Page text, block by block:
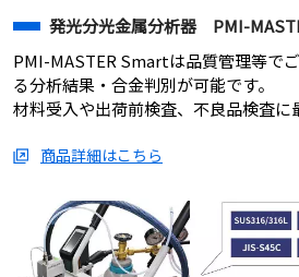
発光分光金属分析器 PMI-
PMI-MASTER Smartは品質管理等で
る分析結果・合金判別が可能です。
材料受入や出荷前検査、不良品検査に
商品詳細はこちら